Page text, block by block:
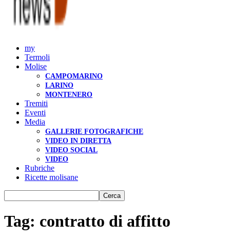
my
Termoli
Molise
CAMPOMARINO
LARINO
MONTENERO
Tremiti
Eventi
Media
GALLERIE FOTOGRAFICHE
VIDEO IN DIRETTA
VIDEO SOCIAL
VIDEO
Rubriche
Ricette molisane
Tag: contratto di affitto